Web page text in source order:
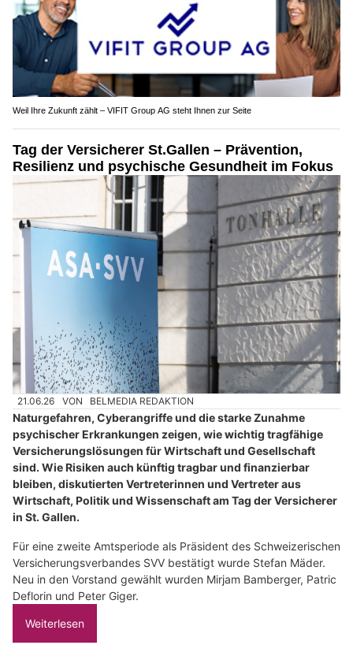
Weil Ihre Zukunft zählt – VIFIT Group AG steht Ihnen zur Seite
Tag der Versicherer St.Gallen – Prävention,
Resilienz und psychische Gesundheit im Fokus
21.06.26 VON BELMEDIA REDAKTION
Naturgefahren, Cyberangriffe und die starke Zunahme
psychischer Erkrankungen zeigen, wie wichtig tragfähige
Versicherungslösungen für Wirtschaft und Gesellschaft
sind. Wie Risiken auch künftig tragbar und finanzierbar
bleiben, diskutierten Vertreterinnen und Vertreter aus
Wirtschaft, Politik und Wissenschaft am Tag der Versicherer
in St. Gallen.
Für eine zweite Amtsperiode als Präsident des Schweizerischen
Versicherungsverbandes SVV bestätigt wurde Stefan Mäder.
Neu in den Vorstand gewählt wurden Mirjam Bamberger, Patric
Deflorin und Peter Giger.
Weiterlesen